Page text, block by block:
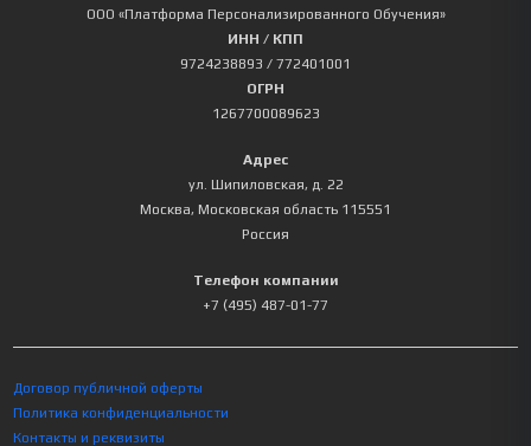
ООО «Платформа Персонализированного Обучения»
ИНН / КПП
9724238893 / 772401001
ОГРН
1267700089623
Адрес
ул. Шипиловская, д. 22
Москва, Московская область 115551
Россия
Телефон компании
+7 (495) 487-01-77
Договор публичной оферты
Политика конфиденциальности
Контакты и реквизиты